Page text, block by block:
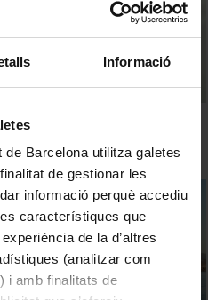
Informació
Barcelona utilitza galetes
de gestionar les
informació perquè accediu
característiques que
de la d’altres
(analitzar com
i amb finalitats de
and conservation of